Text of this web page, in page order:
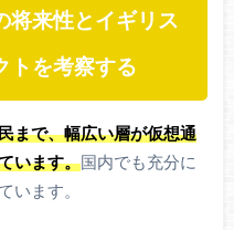
将来性とイギリス
トを考察する
まで、幅広い層が仮想通
います。国内でも充分に
います。